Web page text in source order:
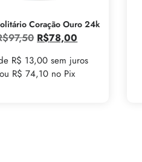
Coração Ouro 24k
97,50 R$78,00
R$ 13,00 sem juros
ou R$ 74,10 no Pix